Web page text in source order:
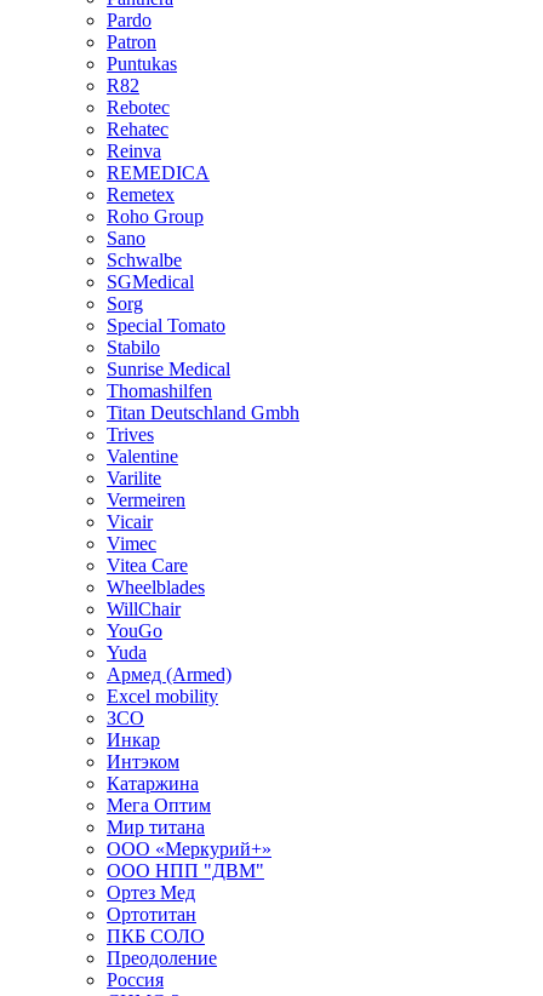
Pardo
Patron
Puntukas
R82
Rebotec
Rehatec
Reinva
REMEDICA
Remetex
Roho Group
Sano
Schwalbe
SGMedical
Sorg
Special Tomato
Stabilo
Sunrise Medical
Thomashilfen
Titan Deutschland Gmbh
Trives
Valentine
Varilite
Vermeiren
Vicair
Vimec
Vitea Care
Wheelblades
WillChair
YouGo
Yuda
Армед (Armed)
Еxcel mobility
ЗСО
Инкар
Интэком
Катаржина
Мега Оптим
Мир титана
ООО «Меркурий+»
ООО НПП "ДВМ"
Ортез Мед
Ортотитан
ПКБ СОЛО
Преодоление
Россия